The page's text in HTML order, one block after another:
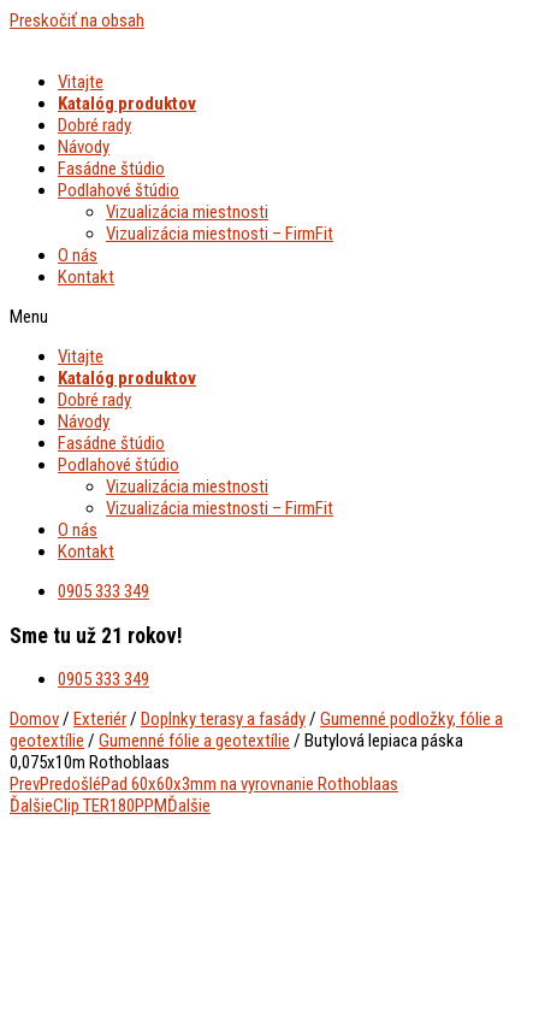
Preskočiť na obsah
Vitajte
Katalóg produktov
Dobré rady
Návody
Fasádne štúdio
Podlahové štúdio
Vizualizácia miestnosti
Vizualizácia miestnosti – FirmFit
O nás
Kontakt
Menu
Vitajte
Katalóg produktov
Dobré rady
Návody
Fasádne štúdio
Podlahové štúdio
Vizualizácia miestnosti
Vizualizácia miestnosti – FirmFit
O nás
Kontakt
0905 333 349
Sme tu už 21 rokov!
0905 333 349
Domov/ Exteriér/ Doplnky terasy a fasády/ Gumenné podložky, fólie a
geotextílie / Gumenné fólie a geotextílie / Butylová lepiaca páska
0,075x10m Rothoblaas
PrevPredošléPad 60x60x3mm na vyrovnanie Rothoblaas
ĎalšieClip TER180PPMĎalšie